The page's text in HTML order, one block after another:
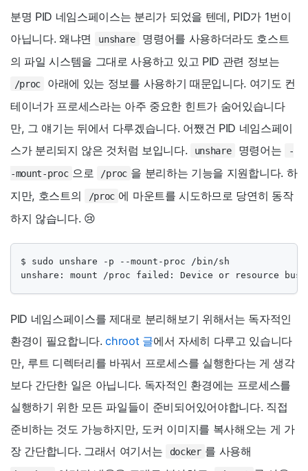
분명 PID 네임스페이스는 분리가 되었을 텐데, PID가 1번이
아닙니다. 왜냐면
unshare
명령어를 사용하더라도 호스트
의 파일 시스템을 그대로 사용하고 있고 PID 관련 정보는
/proc
아래에 있는 정보를 사용하기 때문입니다. 여기도 컨
테이너가 프로세스라는 아주 중요한 힌트가 숨어있습니다
만, 그 얘기는 뒤에서 다루겠습니다. 어쨌건 PID 네임스페이
스가 분리되지 않은 것처럼 보입니다.
unshare 명령어는 -
-mount-proc 으로 /proc 을 분리하는 기능을 지원합니다. 하
지만, 호스트의
/proc 에 마운트를 시도하므로 당연히 동작
하지 않습니다. 😢
$ sudo unshare -p --mount-proc /bin/sh
unshare: mount /proc failed: Device or resource busy
PID 네임스페이스를 제대로 분리해보기 위해서는 독자적인
환경이 필요합니다.chroot 글에서 자세히 다루고 있습니다
만, 루트 디렉터리를 바꿔서 프로세스를 실행한다는 게 생각
보다 간단한 일은 아닙니다. 독자적인 환경에는 프로세스를
실행하기 위한 모든 파일들이 준비되어있어야합니다. 직접
준비하는 것도 가능하지만, 도커 이미지를 복사해오는 게 가
장 간단합니다. 그래서 여기서는
docker 를 사용해